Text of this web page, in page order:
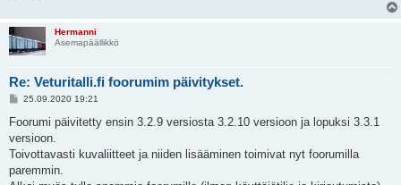
Hermanni
Asemapäällikkö
Re: Veturitalli.fi foorumim päivitykset.
V
e
t
i
25.09.2020 19:21
Foorumi päivitetty ensin 3.2.9 versiosta 3.2.10 versioon ja lopuksi 3.3.1
versioon.
Toivottavasti kuvaliitteet ja niiden lisääminen toimivat nyt foorumilla
paremmin.